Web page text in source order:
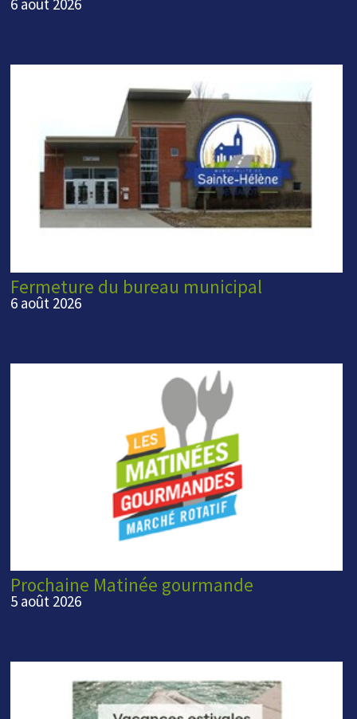
6 août 2026
Fermeture du bureau municipal
6 août 2026
Prochaine Matinée gourmande
5 août 2026